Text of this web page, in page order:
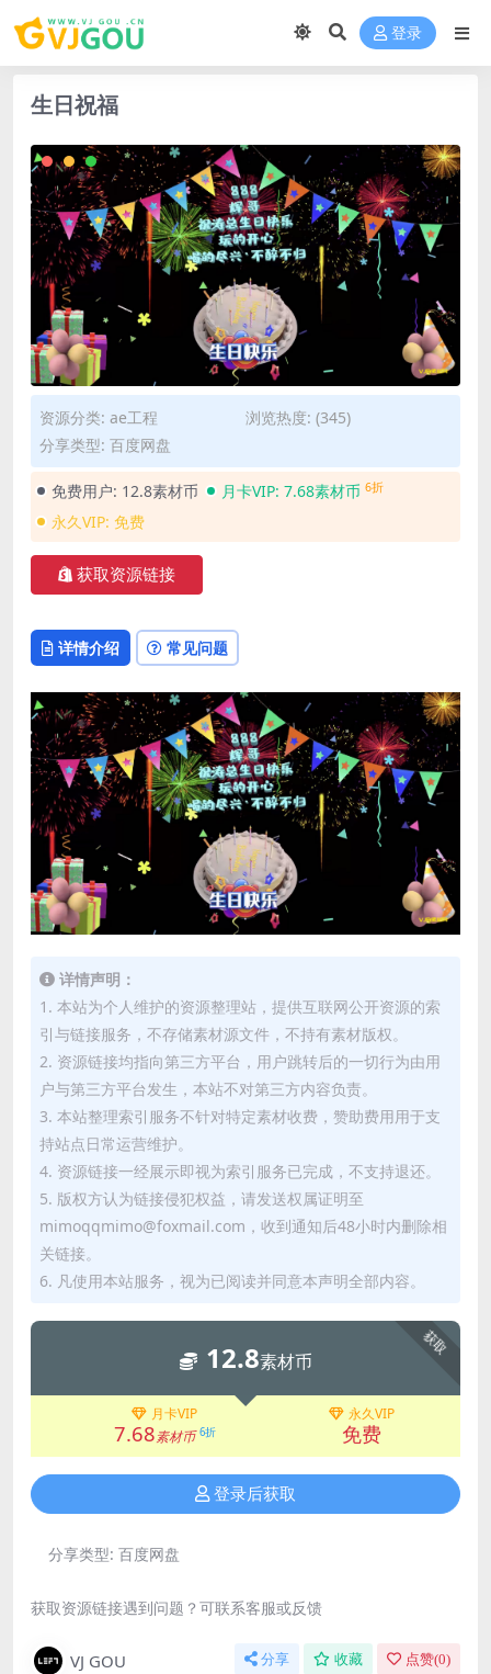
登录
生日祝福
资源分类: ae工程
浏览热度: (345)
分享类型: 百度网盘
免费用户: 12.8素材币 月卡VIP: 7.68素材币 6折
永久VIP: 免费
获取资源链接
详情介绍 常见问题
详情声明：
1. 本站为个人维护的资源整理站，提供互联网公开资源的索
引与链接服务，不存储素材源文件，不持有素材版权。
2. 资源链接均指向第三方平台，用户跳转后的一切行为由用
户与第三方平台发生，本站不对第三方内容负责。
3. 本站整理索引服务不针对特定素材收费，赞助费用用于支
持站点日常运营维护。
4. 资源链接一经展示即视为索引服务已完成，不支持退还。
5. 版权方认为链接侵犯权益，请发送权属证明至
mimoqqmimo@foxmail.com，收到通知后48小时内删除相
关链接。
6. 凡使用本站服务，视为已阅读并同意本声明全部内容。
获取
12.8素材币
月卡VIP
7.68素材币 6折
永久VIP
免费
登录后获取
分享类型: 百度网盘
获取资源链接遇到问题？可联系客服或反馈
VJ GOU 分享 收藏 点赞(0)